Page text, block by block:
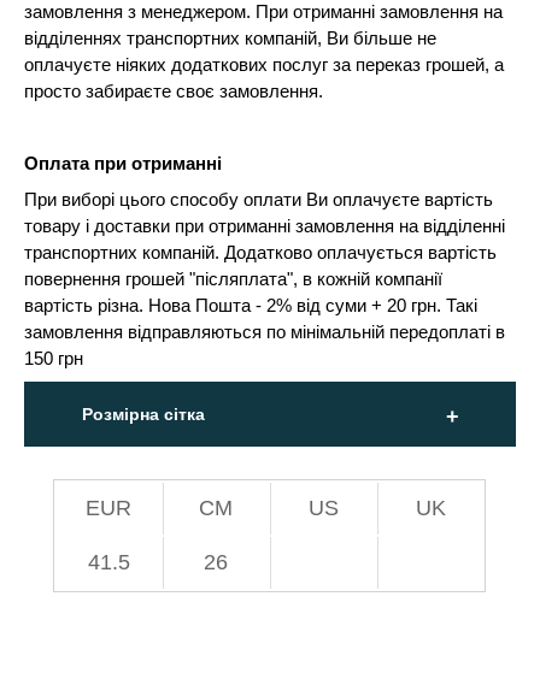
замовлення з менеджером. При отриманні замовлення на
відділеннях транспортних компаній, Ви більше не
оплачуєте ніяких додаткових послуг за переказ грошей, а
просто забираєте своє замовлення.
Оплата при отриманні
При виборі цього способу оплати Ви оплачуєте вартість
товару і доставки при отриманні замовлення на відділенні
транспортних компаній. Додатково оплачується вартість
повернення грошей "післяплата", в кожній компанії
вартість різна. Нова Пошта - 2% від суми + 20 грн. Такі
замовлення відправляються по мінімальній передоплаті в
150 грн
Розмірна сітка
EUR СМ US UK
41.5 26